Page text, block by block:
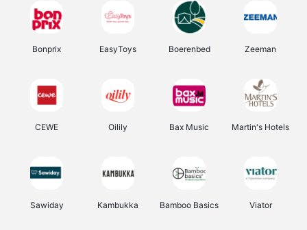
Bonprix EasyToys Boerenbed Zeeman
CEWE Oilily Bax Music Martin's Hotels
Sawiday Kambukka Bamboo Basics Viator